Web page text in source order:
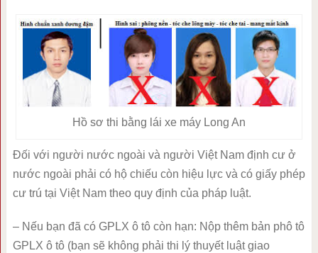
Hồ sơ thi bằng lái xe máy Long An
Đối với người nước ngoài và người Việt Nam định cư ở
nước ngoài phải có hộ chiếu còn hiệu lực và có giấy phép
cư trú tại Việt Nam theo quy định của pháp luật.
– Nếu bạn đã có GPLX ô tô còn hạn: Nộp thêm bản phô tô
GPLX ô tô (bạn sẽ không phải thi lý thuyết luật giao